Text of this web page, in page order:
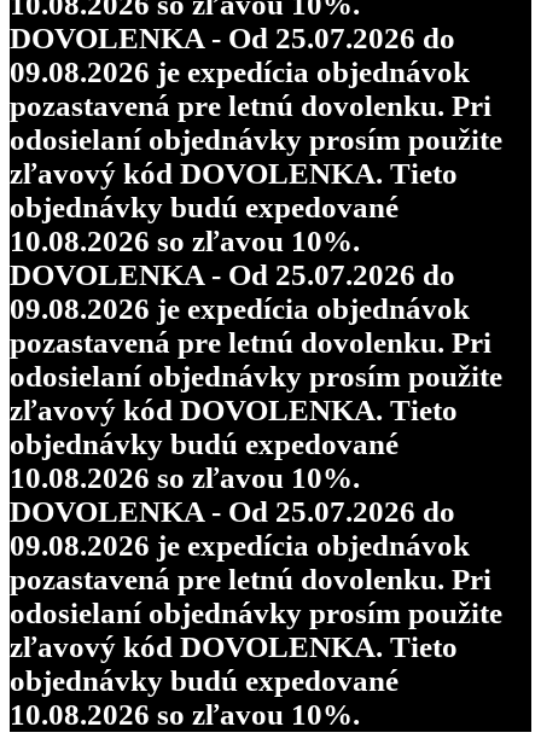
DOVOLENKA - Od 25.07.2026 do
09.08.2026 je expedícia objednávok
pozastavená pre letnú dovolenku. Pri
odosielaní objednávky prosím použite
zľavový kód DOVOLENKA. Tieto
objednávky budú expedované
10.08.2026 so zľavou 10%.
DOVOLENKA - Od 25.07.2026 do
09.08.2026 je expedícia objednávok
pozastavená pre letnú dovolenku. Pri
odosielaní objednávky prosím použite
zľavový kód DOVOLENKA. Tieto
objednávky budú expedované
10.08.2026 so zľavou 10%.
DOVOLENKA - Od 25.07.2026 do
09.08.2026 je expedícia objednávok
pozastavená pre letnú dovolenku. Pri
odosielaní objednávky prosím použite
zľavový kód DOVOLENKA. Tieto
objednávky budú expedované
10.08.2026 so zľavou 10%.